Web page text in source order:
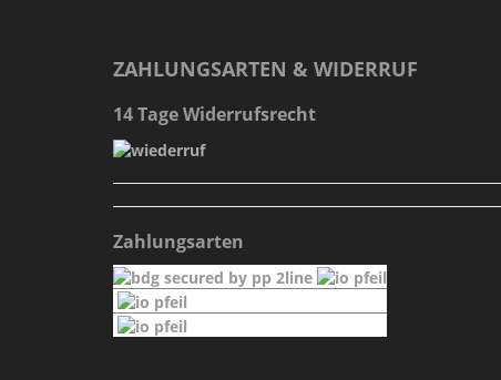
ZAHLUNGSARTEN & WIDERRUF
14 Tage Widerrufsrecht
Zahlungsarten